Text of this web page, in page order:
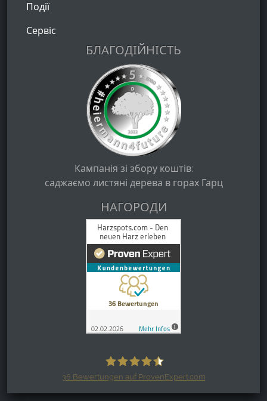
Події
Сервіс
БЛАГОДІЙНІСТЬ
Кампанія зі збору коштів:
саджаємо листяні дерева в горах Гарц
НАГОРОДИ
36 Bewertungen auf ProvenExpert.com